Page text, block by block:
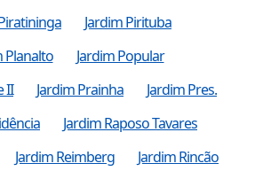
Jardim Pirituba
Planalto
Jardim Popular
II
Jardim Prainha
Jardim Pres.
Jardim Raposo Tavares
Jardim Reimberg
Jardim Rincão